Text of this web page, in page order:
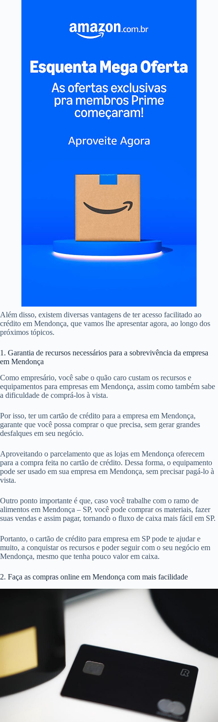
Além disso, existem diversas vantagens de ter acesso facilitado ao
crédito em Mendonça, que vamos lhe apresentar agora, ao longo dos
próximos tópicos.
1. Garantia de recursos necessários para a sobrevivência da empresa
em Mendonça
Como empresário, você sabe o quão caro custam os recursos e
equipamentos para empresas em Mendonça, assim como também sabe
a dificuldade de comprá-los à vista.
Por isso, ter um cartão de crédito para a empresa em Mendonça,
garante que você possa comprar o que precisa, sem gerar grandes
desfalques em seu negócio.
Aproveitando o parcelamento que as lojas em Mendonça oferecem
para a compra feita no cartão de crédito. Dessa forma, o equipamento
pode ser usado em sua empresa em Mendonça, sem precisar pagá-lo à
vista.
Outro ponto importante é que, caso você trabalhe com o ramo de
alimentos em Mendonça – SP, você pode comprar os materiais, fazer
suas vendas e assim pagar, tornando o fluxo de caixa mais fácil em SP.
Portanto, o cartão de crédito para empresa em SP pode te ajudar e
muito, a conquistar os recursos e poder seguir com o seu negócio em
Mendonça, mesmo que tenha pouco valor em caixa.
2. Faça as compras online em Mendonça com mais facilidade